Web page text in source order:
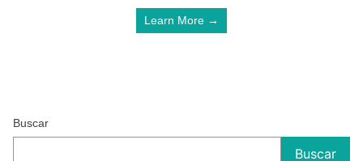
Learn More →
Buscar
Buscar